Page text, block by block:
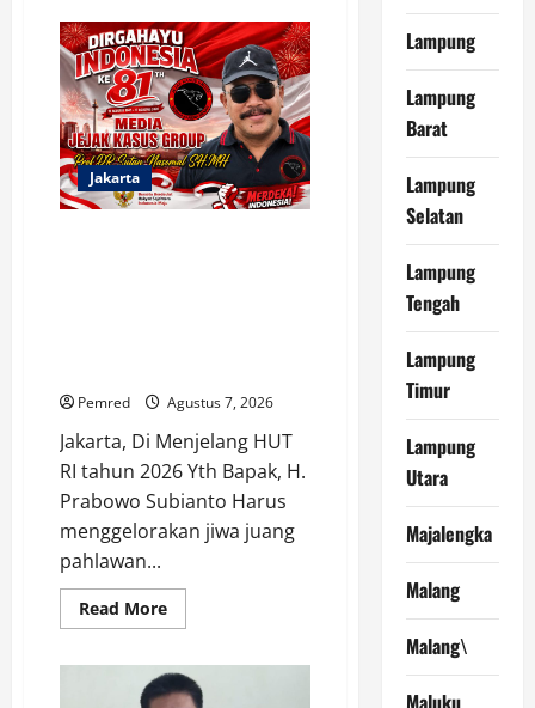
Jadi
Pejabat,
Jangan
Kelola
Anggaran
Rakyat,
Jika
Tak
Mau
Diawasi
dan
Diberitakan
Jakarta
Pemred Agustus 7, 2026
Jakarta, Di Menjelang HUT
RI tahun 2026 Yth Bapak, H.
Prabowo Subianto Harus
menggelorakan jiwa juang
pahlawan...
Read MoreRead
more
Minta
Presiden
Lampung
Lampung
Barat
Lampung
Selatan
Lampung
Tengah
Lampung
Timur
Lampung
Utara
Majalengka
Malang
Malang\
Maluku